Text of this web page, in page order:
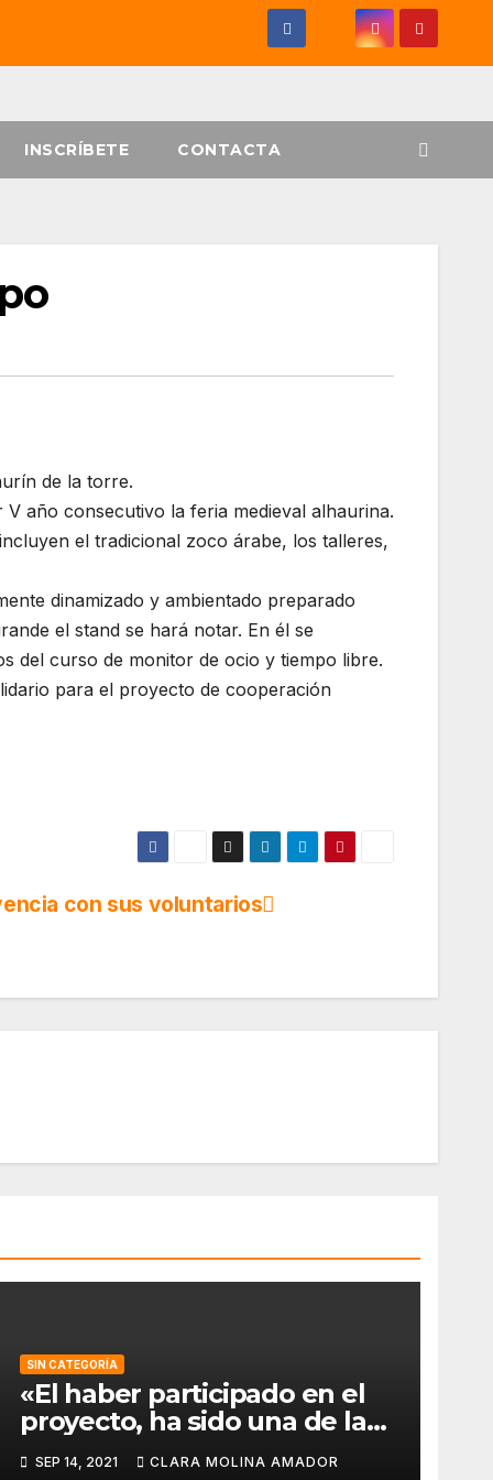
INSCRÍBETE CONTACTA
de la torre.
año consecutivo la feria medieval alhaurina.
el tradicional zoco árabe, los talleres,
dinamizado y ambientado preparado
el stand se hará notar. En él se
del curso de monitor de ocio y tiempo libre.
para el proyecto de cooperación
con sus voluntarios
SIN CATEGORÍA
«El haber participado en el
proyecto, ha sido una de las
mejores experiencias que he
SEP 14, 2021 CLARA MOLINA AMADOR